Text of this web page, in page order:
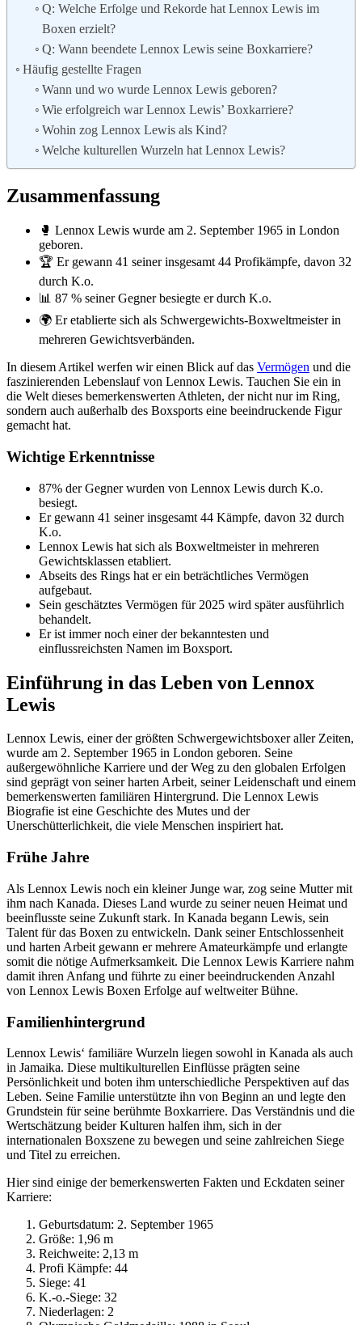
Q: Welche Erfolge und Rekorde hat Lennox Lewis im
Boxen erzielt?
Q: Wann beendete Lennox Lewis seine Boxkarriere?
Häufig gestellte Fragen
Wann und wo wurde Lennox Lewis geboren?
Wie erfolgreich war Lennox Lewis’ Boxkarriere?
Wohin zog Lennox Lewis als Kind?
Welche kulturellen Wurzeln hat Lennox Lewis?
Zusammenfassung
🥊 Lennox Lewis wurde am 2. September 1965 in London
geboren.
🏆 Er gewann 41 seiner insgesamt 44 Profikämpfe, davon 32
durch K.o.
📊 87 % seiner Gegner besiegte er durch K.o.
🌍 Er etablierte sich als Schwergewichts-Boxweltmeister in
mehreren Gewichtsverbänden.
In diesem Artikel werfen wir einen Blick auf das Vermögen und die
faszinierenden Lebenslauf von Lennox Lewis. Tauchen Sie ein in
die Welt dieses bemerkenswerten Athleten, der nicht nur im Ring,
sondern auch außerhalb des Boxsports eine beeindruckende Figur
gemacht hat.
Wichtige Erkenntnisse
87% der Gegner wurden von Lennox Lewis durch K.o.
besiegt.
Er gewann 41 seiner insgesamt 44 Kämpfe, davon 32 durch
K.o.
Lennox Lewis hat sich als Boxweltmeister in mehreren
Gewichtsklassen etabliert.
Abseits des Rings hat er ein beträchtliches Vermögen
aufgebaut.
Sein geschätztes Vermögen für 2025 wird später ausführlich
behandelt.
Er ist immer noch einer der bekanntesten und
einflussreichsten Namen im Boxsport.
Einführung in das Leben von Lennox
Lewis
Lennox Lewis, einer der größten Schwergewichtsboxer aller Zeiten,
wurde am 2. September 1965 in London geboren. Seine
außergewöhnliche Karriere und der Weg zu den globalen Erfolgen
sind geprägt von seiner harten Arbeit, seiner Leidenschaft und einem
bemerkenswerten familiären Hintergrund. Die Lennox Lewis
Biografie ist eine Geschichte des Mutes und der
Unerschütterlichkeit, die viele Menschen inspiriert hat.
Frühe Jahre
Als Lennox Lewis noch ein kleiner Junge war, zog seine Mutter mit
ihm nach Kanada. Dieses Land wurde zu seiner neuen Heimat und
beeinflusste seine Zukunft stark. In Kanada begann Lewis, sein
Talent für das Boxen zu entwickeln. Dank seiner Entschlossenheit
und harten Arbeit gewann er mehrere Amateurkämpfe und erlangte
somit die nötige Aufmerksamkeit. Die Lennox Lewis Karriere nahm
damit ihren Anfang und führte zu einer beeindruckenden Anzahl
von Lennox Lewis Boxen Erfolge auf weltweiter Bühne.
Familienhintergrund
Lennox Lewis‘ familiäre Wurzeln liegen sowohl in Kanada als auch
in Jamaika. Diese multikulturellen Einflüsse prägten seine
Persönlichkeit und boten ihm unterschiedliche Perspektiven auf das
Leben. Seine Familie unterstützte ihn von Beginn an und legte den
Grundstein für seine berühmte Boxkarriere. Das Verständnis und die
Wertschätzung beider Kulturen halfen ihm, sich in der
internationalen Boxszene zu bewegen und seine zahlreichen Siege
und Titel zu erreichen.
Hier sind einige der bemerkenswerten Fakten und Eckdaten seiner
Karriere:
Geburtsdatum: 2. September 1965
Größe: 1,96 m
Reichweite: 2,13 m
Profi Kämpfe: 44
Siege: 41
K.-o.-Siege: 32
Niederlagen: 2